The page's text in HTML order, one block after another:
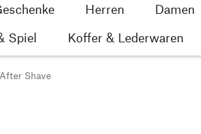
Herren Damen
Spiel
Koffer & Lederwaren
After Shave